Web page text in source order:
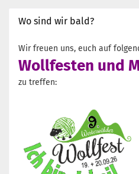
Wo sind wir bald?
Wir freuen uns, euch auf
Wollfesten und
zu treffen: